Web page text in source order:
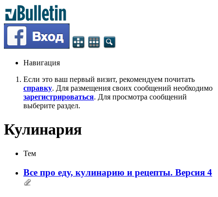
Навигация
Если это ваш первый визит, рекомендуем почитать
справку. Для размещения своих сообщений необходимо
зарегистрироваться. Для просмотра сообщений
выберите раздел.
Кулинария
Тем
Все про еду, кулинарию и рецепты. Версия 4